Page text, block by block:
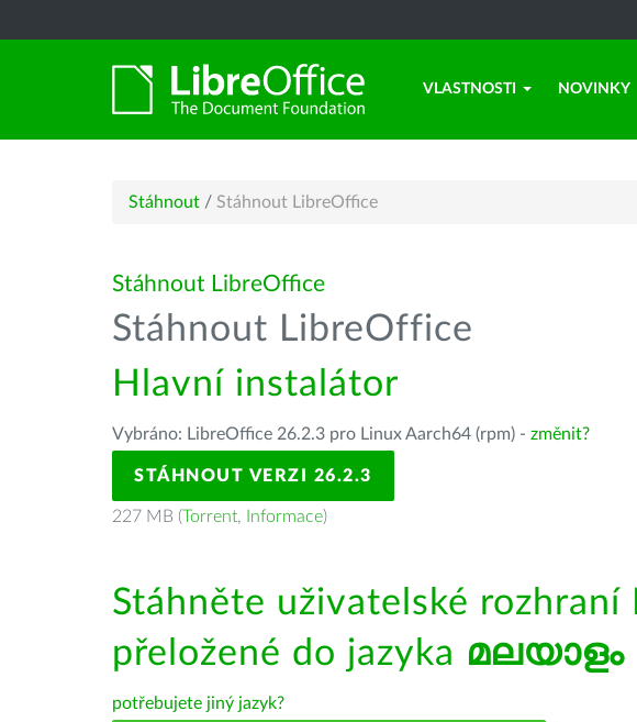
VLASTNOSTI NOVINKY
Stáhnout / Stáhnout LibreOffice
Stáhnout LibreOffice
Stáhnout LibreOffice
Hlavní instalátor
Vybráno: LibreOffice 26.2.3 pro Linux Aarch64 (rpm) - změnit?
STÁHNOUT VERZI 26.2.3
227 MB (Torrent, Informace)
Stáhněte uživatelské rozhraní
přeložené do jazyka മലയാളം
potřebujete jiný jazyk?